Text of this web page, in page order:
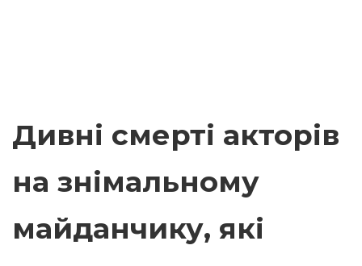
Дивні смерті акторів
на знімальному
майданчику, які